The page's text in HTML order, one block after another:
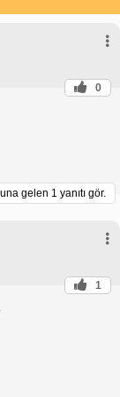
0
gelen 1 yanıtı gör.
1